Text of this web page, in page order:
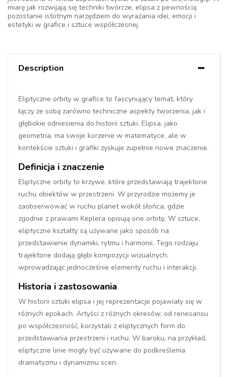
miarę jak rozwijają się techniki twórcze, elipsa z pewnością
pozostanie istotnym narzędziem do wyrażania idei, emocji i
estetyki w grafice i sztuce współczesnej.
Description
Eliptyczne orbity w grafice to fascynujący temat, który
łączy ze sobą zarówno techniczne aspekty tworzenia, jak i
głębokie odniesienia do historii sztuki. Elipsa, jako
geometria, ma swoje korzenie w matematyce, ale w
kontekście sztuki i grafiki zyskuje zupełnie nowe znaczenie.
Definicja i znaczenie
Eliptyczne orbity to krzywe, które przedstawiają trajektorie
ruchu obiektów w przestrzeni. W przyrodzie możemy je
zaobserwować w ruchu planet wokół słońca, gdzie
zgodnie z prawami Keplera opisują one orbitę. W sztuce,
eliptyczne kształty są używane jako sposób na
przedstawienie dynamiki, rytmu i harmonii. Tego rodzaju
trajektorie dodają głębi kompozycji wizualnych,
wprowadzając jednocześnie elementy ruchu i interakcji.
Historia i zastosowania
W historii sztuki elipsa i jej reprezentacje pojawiały się w
różnych epokach. Artyści z różnych okresów, od renesansu
po współczesność, korzystali z eliptycznych form do
przedstawiania przestrzeni i ruchu. W baroku, na przykład,
eliptyczne linie mogły być używane do podkreślenia
dramatyzmu i dynamizmu scen.